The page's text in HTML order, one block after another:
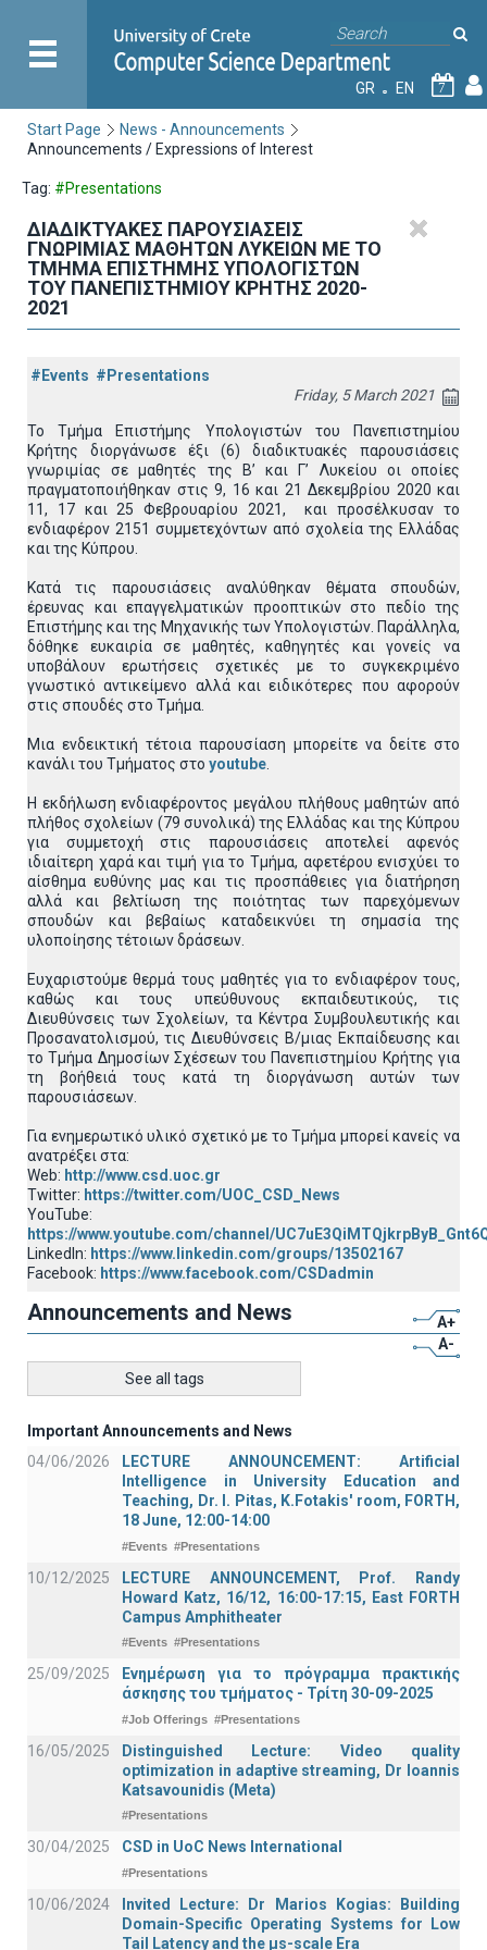
GR EN 7
Start Page
News - Announcements
Announcements / Expressions of Interest
Tag: #Presentations
ΔΙΑΔΙΚΤΥΑΚΕΣ ΠΑΡΟΥΣΙΑΣΕΙΣ
ΓΝΩΡΙΜΙΑΣ ΜΑΘΗΤΩΝ ΛΥΚΕΙΩΝ ΜΕ ΤΟ
ΤΜΗΜΑ ΕΠΙΣΤΗΜΗΣ ΥΠΟΛΟΓΙΣΤΩΝ
ΤΟΥ ΠΑΝΕΠΙΣΤΗΜΙΟΥ ΚΡΗΤΗΣ 2020-
2021
#Events #Presentations
Friday, 5 March 2021
Το Τμήμα Επιστήμης Υπολογιστών του Πανεπιστημίου
Κρήτης διοργάνωσε έξι (6) διαδικτυακές παρουσιάσεις
γνωριμίας σε μαθητές της Β’ και Γ’ Λυκείου οι οποίες
πραγματοποιήθηκαν στις 9, 16 και 21 Δεκεμβρίου 2020 και
11, 17 και 25 Φεβρουαρίου 2021, και προσέλκυσαν το
ενδιαφέρον 2151 συμμετεχόντων από σχολεία της Ελλάδας
και της Κύπρου.
Κατά τις παρουσιάσεις αναλύθηκαν θέματα σπουδών,
έρευνας και επαγγελματικών προοπτικών στο πεδίο της
Επιστήμης και της Μηχανικής των Υπολογιστών. Παράλληλα,
δόθηκε ευκαιρία σε μαθητές, καθηγητές και γονείς να
υποβάλουν ερωτήσεις σχετικές με το συγκεκριμένο
γνωστικό αντικείμενο αλλά και ειδικότερες που αφορούν
στις σπουδές στο Τμήμα.
Μια ενδεικτική τέτοια παρουσίαση μπορείτε να δείτε στο
κανάλι του Τμήματος στο youtube
Η εκδήλωση ενδιαφέροντος μεγάλου πλήθους μαθητών από
πλήθος σχολείων (79 συνολικά) της Ελλάδας και της Κύπρου
για συμμετοχή στις παρουσιάσεις αποτελεί αφενός
ιδιαίτερη χαρά και τιμή για το Τμήμα, αφετέρου ενισχύει το
αίσθημα ευθύνης μας και τις προσπάθειες για διατήρηση
αλλά και βελτίωση της ποιότητας των παρεχόμενων
σπουδών και βεβαίως καταδεικνύει τη σημασία της
υλοποίησης τέτοιων δράσεων.
Ευχαριστούμε θερμά τους μαθητές για το ενδιαφέρον τους,
καθώς και τους υπεύθυνους εκπαιδευτικούς, τις
Διευθύνσεις των Σχολείων, τα Κέντρα Συμβουλευτικής και
Προσανατολισμού, τις Διευθύνσεις Β/μιας Εκπαίδευσης και
το Τμήμα Δημοσίων Σχέσεων του Πανεπιστημίου Κρήτης για
τη βοήθειά τους κατά τη διοργάνωση αυτών των
παρουσιάσεων.
Για ενημερωτικό υλικό σχετικό με το Τμήμα μπορεί κανείς να
ανατρέξει στα:
Web: http://www.csd.uoc.gr
Twitter: https://twitter.com/UOC_CSD_News
YouTube:
https://www.youtube.com/channel/
LinkedIn: https://www.linkedin.com/groups/13502167
Facebook: https://www.facebook.com/CSDadmin
Announcements and News
A+
A-
See all tags
Important Announcements and News
04/06/2026
LECTURE ANNOUNCEMENT: Artificial
Intelligence in University Education and
Teaching, Dr. I. Pitas, K.Fotakis' room, FORTH,
18 June, 12:00-14:00
#Events #Presentations
10/12/2025
LECTURE ANNOUNCEMENT, Prof. Randy
Howard Katz, 16/12, 16:00-17:15, East FORTH
Campus Amphitheater
#Events #Presentations
25/09/2025
Ενημέρωση για το πρόγραμμα πρακτικής
άσκησης του τμήματος - Τρίτη 30-09-2025
#Job Offerings #Presentations
16/05/2025
Distinguished Lecture: Video quality
optimization in adaptive streaming, Dr Ioannis
Katsavounidis (Meta)
#Presentations
30/04/2025 CSD in UoC News International
#Presentations
10/06/2024
Invited Lecture: Dr Marios Kogias: Building
Domain-Specific Operating Systems for Low
Tail Latency and the μs-scale Era